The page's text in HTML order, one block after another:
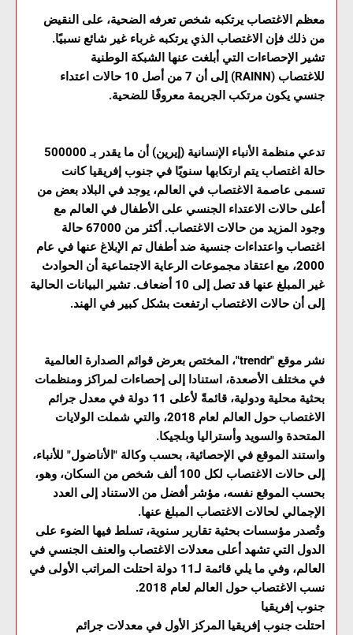
معظم الاغتصاب يرتكبه شخص تعرفه الضحية، على النقيض
من ذلك فإن الاغتصاب الذي يرتكبه غرباء غير شائع نسبيًا.
تشير الإحصاءات التي أبلغت عنها الشبكة الوطنية
للاغتصاب (RAINN) إلى أن 7 من أصل 10 حالات اعتداء
جنسي يكون مرتكب الجريمة معروفًا للضحية.
تدعي منظمة الأنباء الإنسانية (إيرين) أن ما يقدر بـ 500000
حالة اغتصاب يتم ارتكابها سنويًا في جنوب إفريقيا كانت
تسمى عاصمة الاغتصاب في العالم، يوجد في البلاد بعض من
أعلى حالات الاعتداء الجنسي على الأطفال في العالم مع
وجود المزيد من حالات الاغتصاب. أكثر من 67000 حالة
اغتصاب واعتداءات جنسية ضد أطفال تم الإبلاغ عنها في عام
2000، مع اعتقاد مجموعات الرعاية الاجتماعية أن الحوادث
غير المبلغ عنها قد تصل إلى 10 أضعاف. تشير البيانات الحالية
إلى أن حالات الاغتصاب ارتفعت بشكل كبير في الهند.
نشر موقع "trendr"، المختص بعرض قوائم الصدارة العالمية
في مختلف الأصعدة، استنادا إلى إحصاءات لمراكز ومنظمات
بحثية محلية ودولية، قائمةً لأعلى 11 دولة في معدل جرائم
الاغتصاب حول العالم لعام 2018، والتي شملت الولايات
المتحدة والسويد وأستراليا وبلجيكا.
واستند الموقع في الإحصائية، بحسب وكالة "الأناضول" للأنباء،
إلى حالات الاغتصاب لكل 100 ألف شخص من السكان، وهو،
بحسب الموقع نفسه، مؤشر أفضل من الاستناد إلى العدد
الإجمالي لحالات الاغتصاب المبلغ عنها.
وتُصدر مؤسسات بحثية تقارير سنوية، تسلط فيها الضوء على
الدول التي تشهد أعلى معدلات الاغتصاب والعنف الجنسي في
العالم، وفي ما يلي قائمة لـ11 دولة احتلت المراتب الأولى في
نسب الاغتصاب حول العالم لعام 2018.
جنوب إفريقيا
احتلت جنوب إفريقيا المركز الأول في معدلات جرائم